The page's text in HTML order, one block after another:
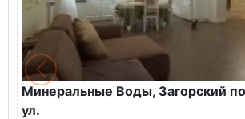
Минеральные Воды, Загорский
ул.